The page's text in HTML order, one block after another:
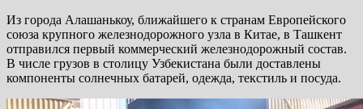
Из города Алашанькоу, ближайшего к странам Европейского
союза крупного железнодорожного узла в Китае, в Ташкент
отправился первый коммерческий железнодорожный состав.
В числе грузов в столицу Узбекистана были доставлены
компоненты солнечных батарей, одежда, текстиль и посуда.